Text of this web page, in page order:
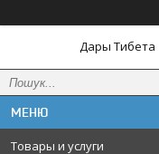
Дары Тибета
Товары и услуги